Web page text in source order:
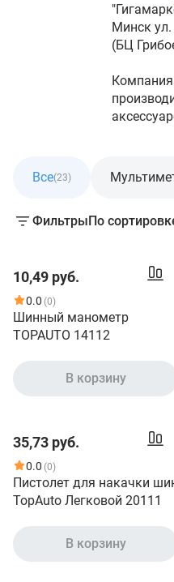
Минск ул.
(БЦ
Компания
Все(23)
ФильтрыПо
10,49 руб.
0.0 (0)
Шинный манометр
TOPAUTO 14112
В корзину
35,73 руб.
0.0 (0)
Пистолет для накачки
TopAuto Легковой 20111
В корзину